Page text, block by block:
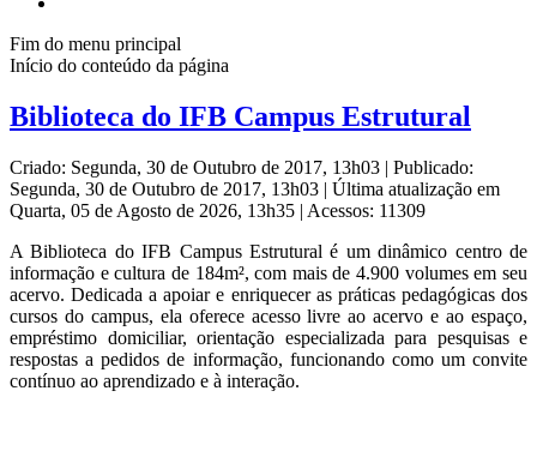
Fim do menu principal
Início do conteúdo da página
Biblioteca do IFB Campus Estrutural
Criado: Segunda, 30 de Outubro de 2017, 13h03 | Publicado:
Segunda, 30 de Outubro de 2017, 13h03 | Última atualização em
Quarta, 05 de Agosto de 2026, 13h35 | Acessos: 11309
A Biblioteca do IFB Campus Estrutural é um dinâmico centro de
informação e cultura de 184m², com mais de 4.900 volumes em seu
acervo. Dedicada a apoiar e enriquecer as práticas pedagógicas dos
cursos do campus, ela oferece acesso livre ao acervo e ao espaço,
empréstimo domiciliar, orientação especializada para pesquisas e
respostas a pedidos de informação, funcionando como um convite
contínuo ao aprendizado e à interação.